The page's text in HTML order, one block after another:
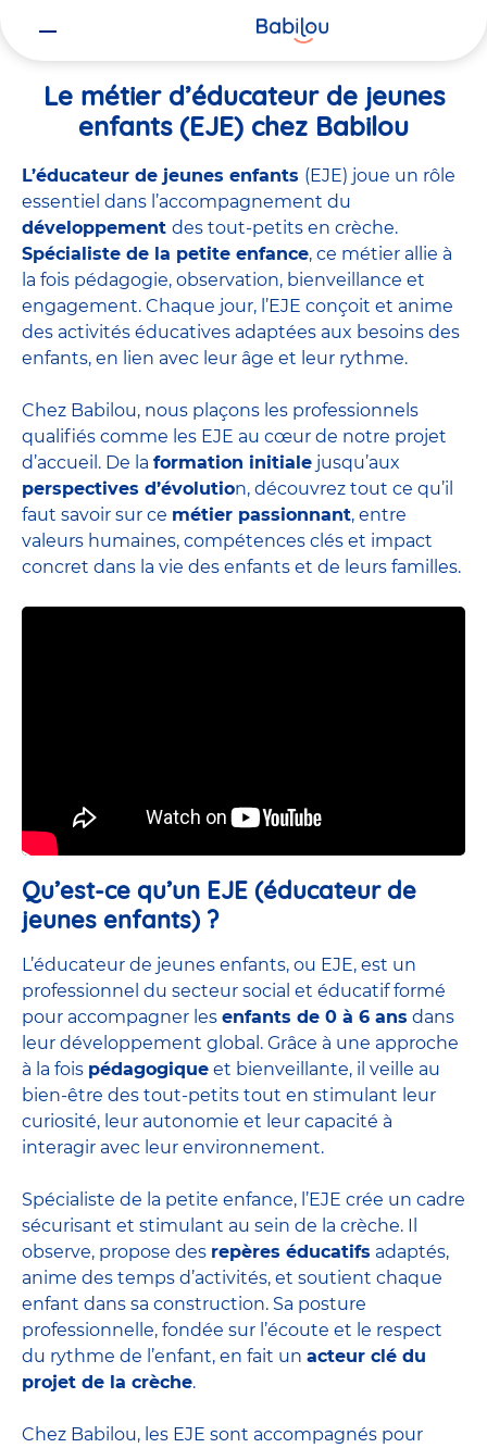
Le métier d’éducateur de jeunes
enfants (EJE) chez Babilou
L’éducateur de jeunes enfants (EJE) joue un rôle
essentiel dans l’accompagnement du
développement des tout-petits en crèche.
Spécialiste de la petite enfance, ce métier allie à
la fois pédagogie, observation, bienveillance et
engagement. Chaque jour, l’EJE conçoit et anime
des activités éducatives adaptées aux besoins des
enfants, en lien avec leur âge et leur rythme.
Chez Babilou, nous plaçons les professionnels
qualifiés comme les EJE au cœur de notre projet
d’accueil. De la formation initiale jusqu’aux
perspectives d’évolution, découvrez tout ce qu’il
faut savoir sur ce métier passionnant, entre
valeurs humaines, compétences clés et impact
concret dans la vie des enfants et de leurs familles.
Qu’est-ce qu’un EJE (éducateur de
jeunes enfants) ?
L’éducateur de jeunes enfants, ou EJE, est un
professionnel du secteur social et éducatif formé
pour accompagner les enfants de 0 à 6 ans dans
leur développement global. Grâce à une approche
à la fois pédagogique et bienveillante, il veille au
bien-être des tout-petits tout en stimulant leur
curiosité, leur autonomie et leur capacité à
interagir avec leur environnement.
Spécialiste de la petite enfance, l’EJE crée un cadre
sécurisant et stimulant au sein de la crèche. Il
observe, propose des repères éducatifs adaptés,
anime des temps d’activités, et soutient chaque
enfant dans sa construction. Sa posture
professionnelle, fondée sur l’écoute et le respect
du rythme de l’enfant, en fait un acteur clé du
projet de la crèche.
Chez Babilou, les EJE sont accompagnés pour